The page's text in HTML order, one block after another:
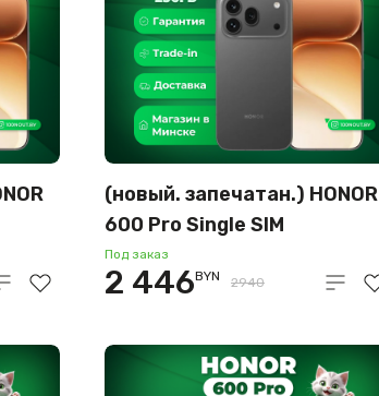
(новый. запечатан.) HONOR
600 Pro Single SIM
12GB/256GB
международная версия
Под заказ
2 446BYN 2940